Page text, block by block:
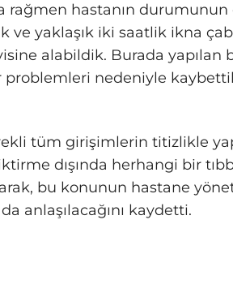
rağmen hastanın
yaklaşık iki saatlik ikna
alabildik. Burada
problemleri nedeniyle
tüm girişimlerin titizlikle
dışında herhangi bir
bu konunun hastane
anlaşılacağını kaydetti.